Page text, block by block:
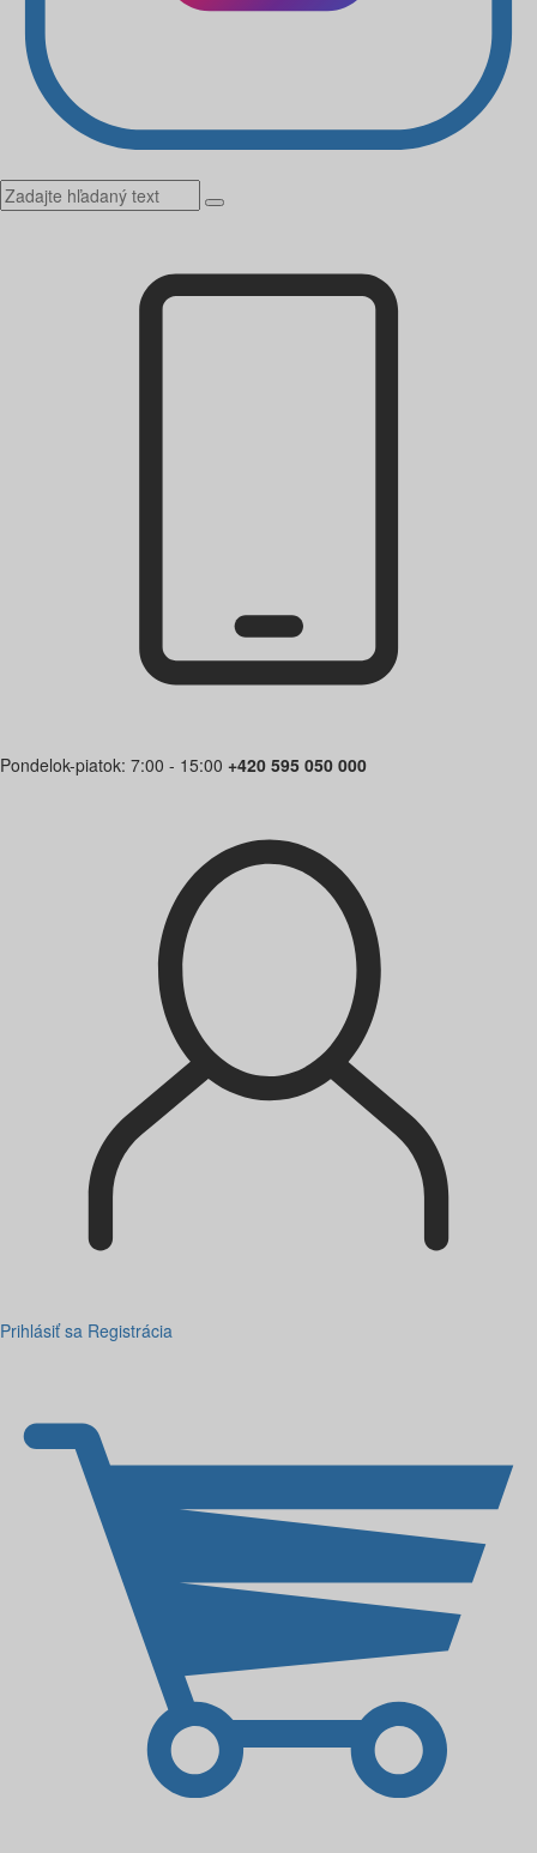
Pondelok-piatok: 7:00 - 15:00 +420 595 050 000
Prihlásiť sa Registrácia